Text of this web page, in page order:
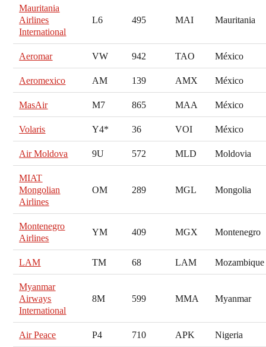
Mauritania
Airlines
International
L6 495 MAI Mauritania
Aeromar VW 942 TAO México
Aeromexico AM 139 AMX México
MasAir M7 865 MAA México
Volaris Y4* 36 VOI México
Air Moldova 9U 572 MLD Moldovia
MIAT
Mongolian
Airlines
OM 289 MGL Mongolia
Montenegro
Airlines
YM 409 MGX Montenegro
LAM TM 68 LAM Mozambique
Myanmar
Airways
International
8M 599 MMA Myanmar
Air Peace P4 710 APK Nigeria